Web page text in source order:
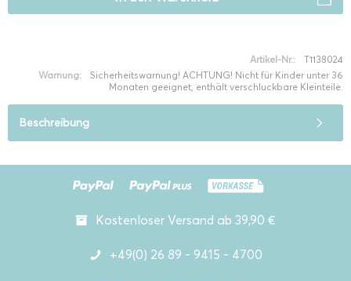
Artikel-Nr.:
T1138024
Warnung:
Sicherheitswarnung! ACHTUNG! Nicht für Kinder unter 36
Monaten geeignet, enthält verschluckbare Kleinteile.
Beschreibung
Kostenloser Versand ab 39,90 €
+49(0) 26 89 - 9415 - 4700